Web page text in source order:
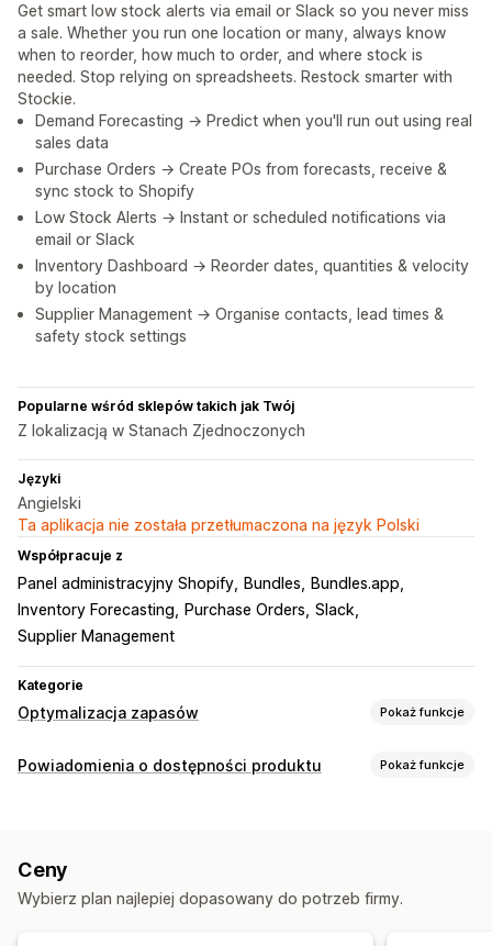
Get smart low stock alerts via email or Slack so you never miss
a sale. Whether you run one location or many, always know
when to reorder, how much to order, and where stock is
needed. Stop relying on spreadsheets. Restock smarter with
Stockie.
Demand Forecasting → Predict when you'll run out using real
sales data
Purchase Orders → Create POs from forecasts, receive &
sync stock to Shopify
Low Stock Alerts → Instant or scheduled notifications via
email or Slack
Inventory Dashboard → Reorder dates, quantities & velocity
by location
Supplier Management → Organise contacts, lead times &
safety stock settings
Popularne wśród sklepów takich jak Twój
Z lokalizacją w Stanach Zjednoczonych
Języki
Angielski
Ta aplikacja nie została przetłumaczona na język Polski
Współpracuje z
Panel administracyjny Shopify Bundles
Bundles.app
Inventory Forecasting
Purchase Orders Slack
Supplier Management
Kategorie
Optymalizacja zapasów Pokaż funkcje
Zarządzanie zapasami
Uzupełnianie zapasów
Import i eksport Planowanie zapasów
Powiadomienia o dostępności produktu Pokaż funkcje
Niska dostępność produktu
Alerty niestandardowe
Ceny
Wybierz plan najlepiej dopasowany do potrzeb firmy.